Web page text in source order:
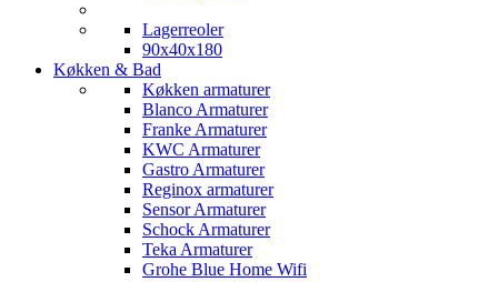
Lagerreoler
90x40x180
Køkken & Bad
Køkken armaturer
Blanco Armaturer
Franke Armaturer
KWC Armaturer
Gastro Armaturer
Reginox armaturer
Sensor Armaturer
Schock Armaturer
Teka Armaturer
Grohe Blue Home Wifi